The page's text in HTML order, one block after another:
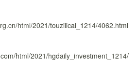
html/2021/touzilicai_1214/4062.html
html/2021/hgdaily_investment_1214/